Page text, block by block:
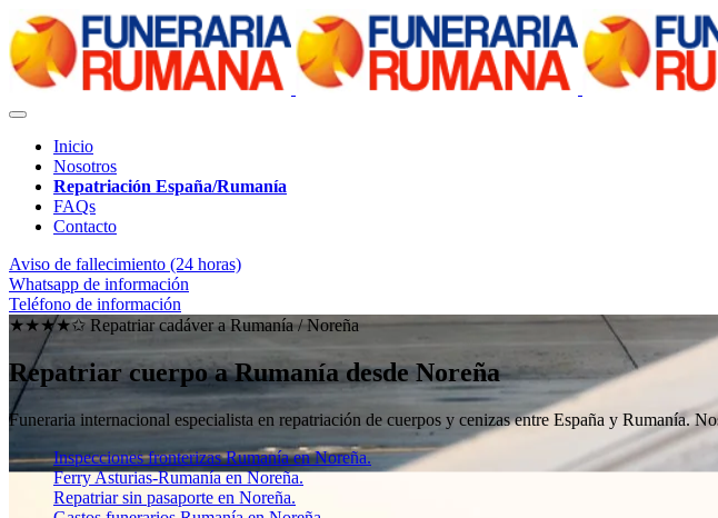
Inicio
Nosotros
Repatriación España/Rumanía
FAQs
Contacto
Aviso de fallecimiento (24 horas)
Whatsapp de información
Teléfono de información
★★★★✩ Repatriar cadáver a Rumanía /Noreña
Repatriar cuerpo a Rumanía desde Noreña
Funeraria internacional especialista en repatriación de cuerpos y cenizas entre España y Rumanía.
Inspecciones fronterizas Rumanía en Noreña.
Ferry Asturias-Rumanía en Noreña.
Repatriar sin pasaporte en Noreña.